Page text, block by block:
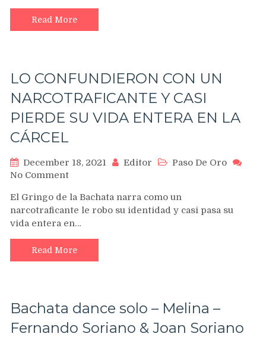
PARTIDA
de
FLOW
Bunny,
Anuel
AA,
Kendo
Read More
LO CONFUNDIERON CON UN
NARCOTRAFICANTE Y CASI
PIERDE SU VIDA ENTERA EN LA
CÁRCEL
December 18, 2021 Editor
Paso De Oro
No Commenton
CONFUNDIERON
CON
UN
NARCOTRAFICANTE
Y
CASI
ENTERA
EN
El Gringo de la Bachata narra como un
narcotraficante le robo su identidad y casi pasa su
vida entera en…
Read More
Bachata dance solo – Melina –
Fernando Soriano & Joan Soriano